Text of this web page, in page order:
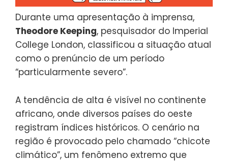
Durante uma apresentação à imprensa,
Theodore Keeping, pesquisador do Imperial
College London, classificou a situação atual
como o prenúncio de um período
“particularmente severo”.
A tendência de alta é visível no continente
africano, onde diversos países do oeste
registram índices históricos. O cenário na
região é provocado pelo chamado “chicote
climático”, um fenômeno extremo que